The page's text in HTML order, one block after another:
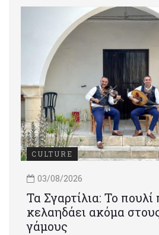
CULTURE
03/08/2026
Τα Σγαρτίλια: Το πουλί
κελαηδάει ακόμα
γάμους